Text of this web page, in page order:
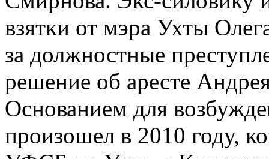
взятки от мэра Ухты
за должностные
решение об аресте
Основанием для
произошел в 2010 году,